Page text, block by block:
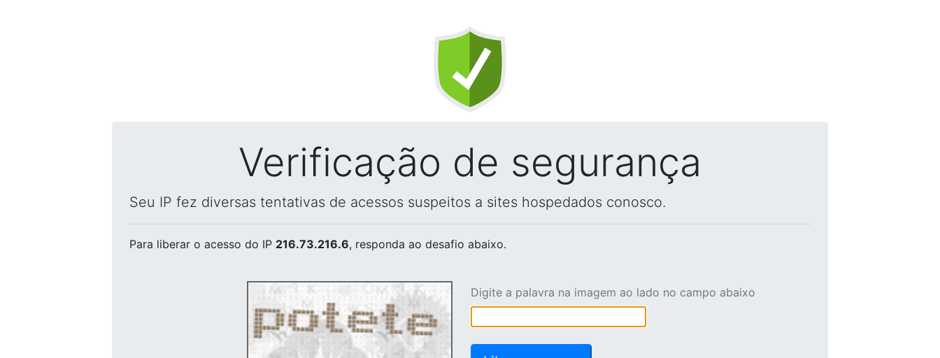
Verificação de segurança
Seu IP fez diversas tentativas de acessos suspeitos a sites hospedados conosco.
Para liberar o acesso do IP 216.73.216.6, responda ao desafio abaixo.
Digite a palavra na imagem ao lado no campo abaixo